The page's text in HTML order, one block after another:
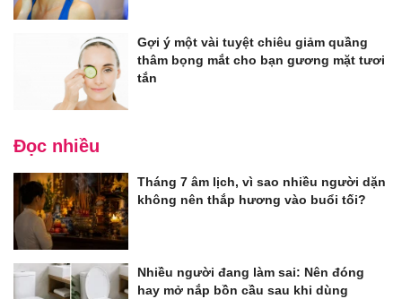
Gợi ý một vài tuyệt chiêu giảm quầng
thâm bọng mắt cho bạn gương mặt tươi
tắn
Đọc nhiều
Tháng 7 âm lịch, vì sao nhiều người dặn
không nên thắp hương vào buổi tối?
Nhiều người đang làm sai: Nên đóng
hay mở nắp bồn cầu sau khi dùng